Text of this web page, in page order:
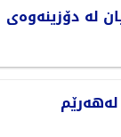
لە دۆزینەوەی